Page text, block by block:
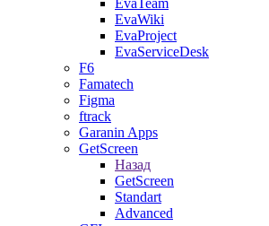
EvaTeam
EvaWiki
EvaProject
EvaServiceDesk
F6
Famatech
Figma
ftrack
Garanin Apps
GetScreen
Назад
GetScreen
Standart
Advanced